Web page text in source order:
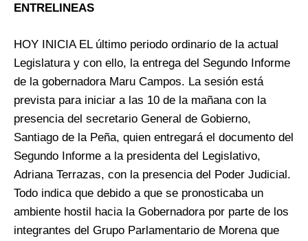
ENTRELINEAS
HOY INICIA EL último periodo ordinario de la actual
Legislatura y con ello, la entrega del Segundo Informe
de la gobernadora Maru Campos. La sesión está
prevista para iniciar a las 10 de la mañana con la
presencia del secretario General de Gobierno,
Santiago de la Peña, quien entregará el documento del
Segundo Informe a la presidenta del Legislativo,
Adriana Terrazas, con la presencia del Poder Judicial.
Todo indica que debido a que se pronosticaba un
ambiente hostil hacia la Gobernadora por parte de los
integrantes del Grupo Parlamentario de Morena que